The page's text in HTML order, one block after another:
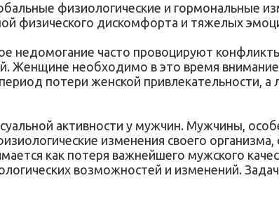
физиологические и гормональные
физического дискомфорта и тяжелых
недомогание часто провоцируют
Женщине необходимо в это время
потери женской привлекательности, а
активности у мужчин. Мужчины,
изменения своего организма,
как потеря важнейшего мужского
возможностей и изменений.